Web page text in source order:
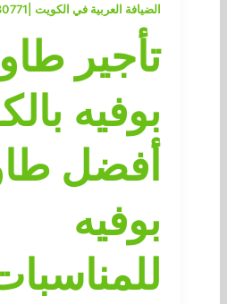
الضيافة العربية في الكويت |65080771| الابداع للضيافة
تأجير
بوفيه
أفضل
بوفيه